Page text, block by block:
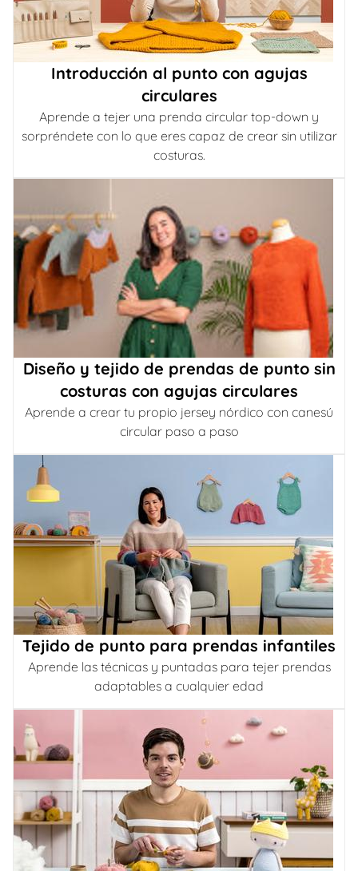
Introducción al punto con agujas
circulares
Aprende a tejer una prenda circular top-down y
sorpréndete con lo que eres capaz de crear sin utilizar
costuras.
Diseño y tejido de prendas de punto sin
costuras con agujas circulares
Aprende a crear tu propio jersey nórdico con canesú
circular paso a paso
Tejido de punto para prendas infantiles
Aprende las técnicas y puntadas para tejer prendas
adaptables a cualquier edad